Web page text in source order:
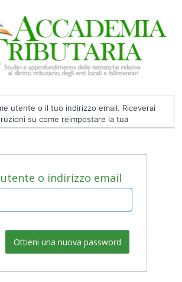
utente o il tuo indirizzo email. Riceverai
su come reimpostare la tua
o indirizzo email